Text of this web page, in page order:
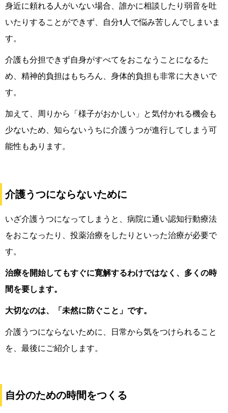
身近に頼れる人がいない場合、誰かに相談したり弱音を吐
いたりすることができず、自分1人で悩み苦しんでしまいま
す。
介護も分担できず自身がすべてをおこなうことになるた
め、精神的負担はもちろん、身体的負担も非常に大きいで
す。
加えて、周りから「様子がおかしい」と気付かれる機会も
少ないため、知らないうちに介護うつが進行してしまう可
能性もあります。
介護うつにならないために
いざ介護うつになってしまうと、病院に通い認知行動療法
をおこなったり、投薬治療をしたりといった治療が必要で
す。
治療を開始してもすぐに寛解するわけではなく、多くの時
間を要します。
大切なのは、「未然に防ぐこと」です。
介護うつにならないために、日常から気をつけられること
を、最後にご紹介します。
自分のための時間をつくる